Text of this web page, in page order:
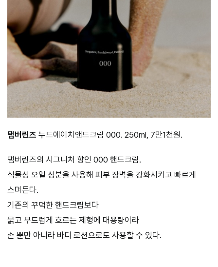
탬버린즈 누드에이치앤드크림 000. 250ml, 7만1천원.
탬버린즈의 시그니처 향인 000 핸드크림.
식물성 오일 성분을 사용해 피부 장벽을 강화시키고 빠르게
스며든다.
기존의 꾸덕한 핸드크림보다
묽고 부드럽게 흐르는 제형에 대용량이라
손 뿐만 아니라 바디 로션으로도 사용할 수 있다.